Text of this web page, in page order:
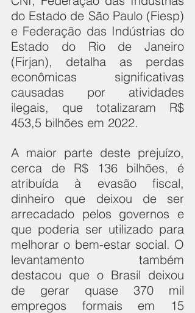
do Estado de São Paulo (Fiesp)
e Federação das Indústrias do
Estado do Rio de Janeiro
(Firjan), detalha as perdas
econômicas significativas
causadas por atividades
ilegais, que totalizaram R$
453,5 bilhões em 2022.
A maior parte deste prejuízo,
cerca de R$ 136 bilhões, é
atribuída à evasão fiscal,
dinheiro que deixou de ser
arrecadado pelos governos e
que poderia ser utilizado para
melhorar o bem-estar social. O
levantamento também
destacou que o Brasil deixou
de gerar quase 370 mil
empregos formais em 15